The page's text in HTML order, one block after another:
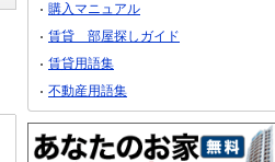
購入マニュアル
賃貸 部屋探しガイド
賃貸用語集
不動産用語集